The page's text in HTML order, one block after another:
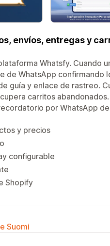
envíos, entregas y
Whatsfy. Cuando
de WhatsApp confirmando
guía y enlace de rastreo.
carritos abandonados.
por WhatsApp
y precios
configurable
Shopify
Suomi